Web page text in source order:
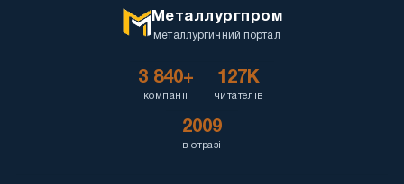
Металлургпром
металлургичний портал
3 840+
компанії
127K
читателів
2009
в отразі